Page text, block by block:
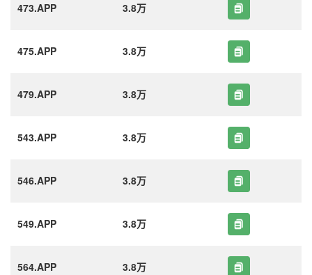
473.APP 3.8万
475.APP 3.8万
479.APP 3.8万
543.APP 3.8万
546.APP 3.8万
549.APP 3.8万
564.APP 3.8万